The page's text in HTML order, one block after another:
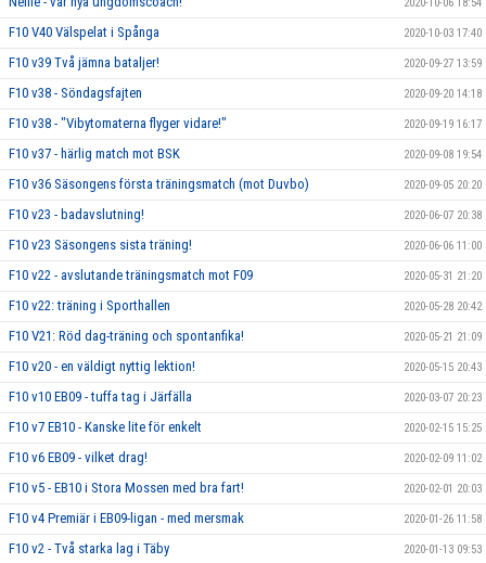
F10 V40 Välspelat i Spånga 2020-10-03 17:40
F10 v39 Två jämna bataljer! 2020-09-27 13:59
F10 v38 - Söndagsfajten 2020-09-20 14:18
F10 v38 - "Vibytomaterna flyger vidare!" 2020-09-19 16:17
F10 v37 - härlig match mot BSK 2020-09-08 19:54
F10 v36 Säsongens första träningsmatch (mot Duvbo) 2020-09-05 20:20
F10 v23 - badavslutning! 2020-06-07 20:38
F10 v23 Säsongens sista träning! 2020-06-06 11:00
F10 v22 - avslutande träningsmatch mot F09 2020-05-31 21:20
F10 v22: träning i Sporthallen 2020-05-28 20:42
F10 V21: Röd dag-träning och spontanfika! 2020-05-21 21:09
F10 v20 - en väldigt nyttig lektion! 2020-05-15 20:43
F10 v10 EB09 - tuffa tag i Järfälla 2020-03-07 20:23
F10 v7 EB10 - Kanske lite för enkelt 2020-02-15 15:25
F10 v6 EB09 - vilket drag! 2020-02-09 11:02
F10 v5 - EB10 i Stora Mossen med bra fart! 2020-02-01 20:03
F10 v4 Premiär i EB09-ligan - med mersmak 2020-01-26 11:58
F10 v2 - Två starka lag i Täby 2020-01-13 09:53